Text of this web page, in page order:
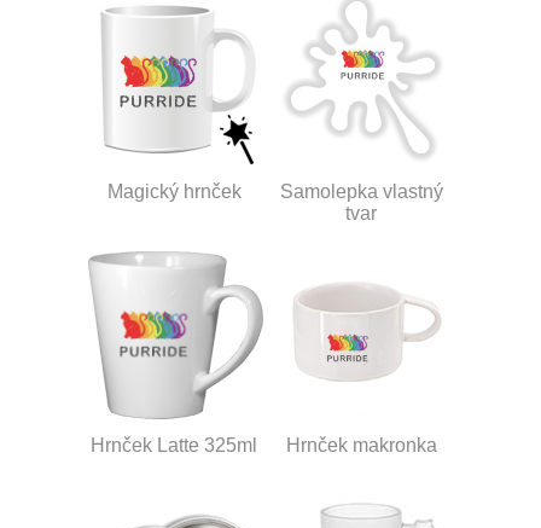
Magický hrnček
Samolepka vlastný
tvar
Hrnček Latte 325ml Hrnček makronka